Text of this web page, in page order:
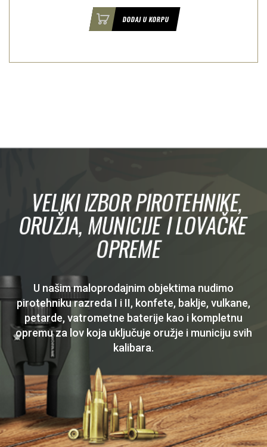
DODAJ U KORPU
VELIKI IZBOR PIROTEHNIKE,
ORUŽJA, MUNICIJE I LOVAČKE
OPREME
U našim maloprodajnim objektima nudimo
pirotehniku razreda I i II, konfete, baklje, vulkane,
petarde, vatrometne baterije kao i kompletnu
opremu za lov koja uključuje oružje i municiju svih
kalibara.